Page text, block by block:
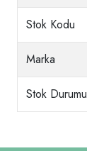
Stok Kodu
Marka
Stok Durumu